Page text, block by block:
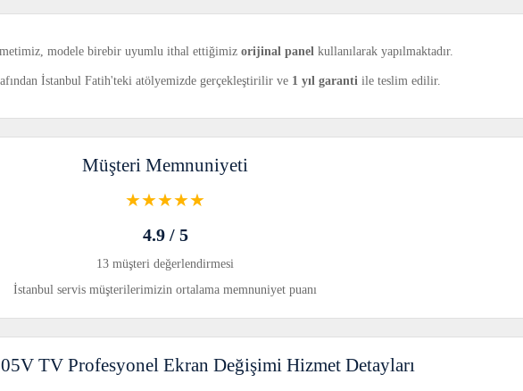
modele birebir uyumlu ithal ettiğimiz orijinal panel kullanılarak yapılmaktadır.
İstanbul Fatih'teki atölyemizde gerçekleştirilir ve 1 yıl garanti ile teslim edilir.
Müşteri Memnuniyeti
★★★★★
4.9 / 5
13 müşteri değerlendirmesi
İstanbul servis müşterilerimizin ortalama memnuniyet puanı
TV Profesyonel Ekran Değişimi Hizmet Detayları